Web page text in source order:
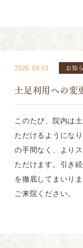
2026.04.01 お知
土足利用への変
このたび、院内は
ただけるようにな
の手間なく、より
ただけます。引き
を徹底してまいり
ご来院ください。